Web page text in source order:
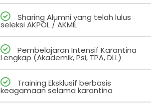
Sharing Alumni yang telah lulus
seleksi AKPOL / AKMIL
Pembelajaran Intensif Karantina
Lengkap (Akademik, Psi, TPA, DLL)
Training Eksklusif berbasis
keagamaan selama karantina